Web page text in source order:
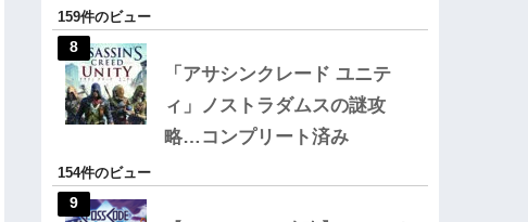
159件のビュー
「アサシンクレード ユニテ
ィ」ノストラダムスの謎攻
略…コンプリート済み
154件のビュー